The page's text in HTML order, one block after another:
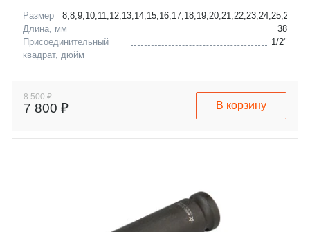
Размер
Длина, мм
38
Присоединительный
квадрат, дюйм
1/2"
8 500 ₽
7 800 ₽ В корзину